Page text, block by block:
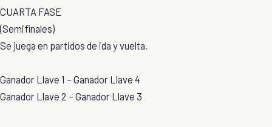
CUARTA FASE
(Semifinales)
Se juega en partidos de ida y vuelta.
Ganador Llave 1 – Ganador Llave 4
Ganador Llave 2 – Ganador Llave 3